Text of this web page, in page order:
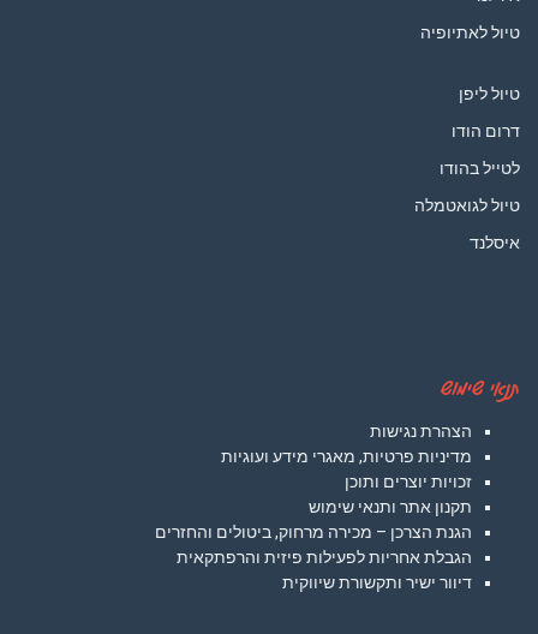
טיול לאתיופיה
טיול ליפן
דרום הודו
לטייל בהודו
טיול לגואטמלה
איסלנד
תנאי שימוש
הצהרת נגישות
מדיניות פרטיות, מאגרי מידע ועוגיות
זכויות יוצרים ותוכן
תקנון אתר ותנאי שימוש
הגנת הצרכן – מכירה מרחוק, ביטולים והחזרים
הגבלת אחריות לפעילות פיזית והרפתקאית
דיוור ישיר ותקשורת שיווקית